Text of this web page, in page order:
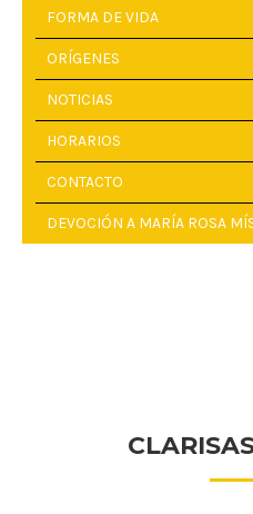
FORMA DE VIDA
ORÍGENES
NOTICIAS
HORARIOS
CONTACTO
DEVOCIÓN A MARÍA ROSA